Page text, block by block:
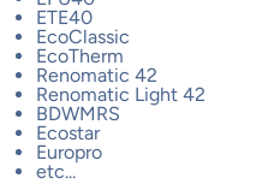
ETE40
EcoClassic
EcoTherm
Renomatic 42
Renomatic Light 42
BDWMRS
Ecostar
Europro
etc...